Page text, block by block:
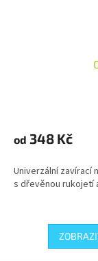
od 348 Kč
Univerzální zavírací
s dřevěnou rukojetí